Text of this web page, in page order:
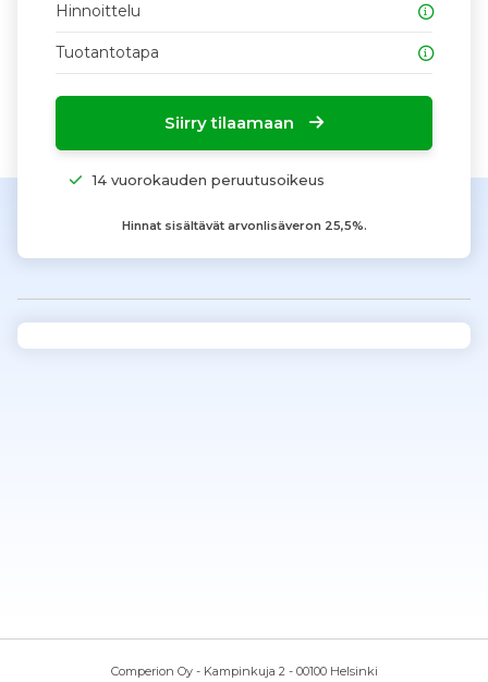
Hinnoittelu
Tuotantotapa
Siirry tilaamaan
14 vuorokauden peruutusoikeus
Hinnat sisältävät arvonlisäveron 25,5%.
Comperion Oy - Kampinkuja 2 - 00100 Helsinki